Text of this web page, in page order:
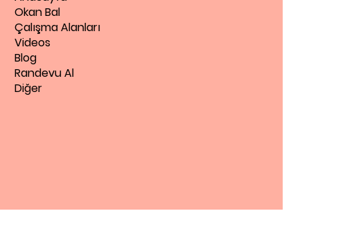
Okan Bal
Çalışma Alanları
Videos
Blog
Randevu Al
Diğer